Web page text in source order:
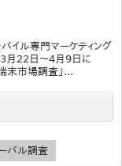
イル専門マーケティング
3月22日～4月9日に
末市場調査」...
バル調査